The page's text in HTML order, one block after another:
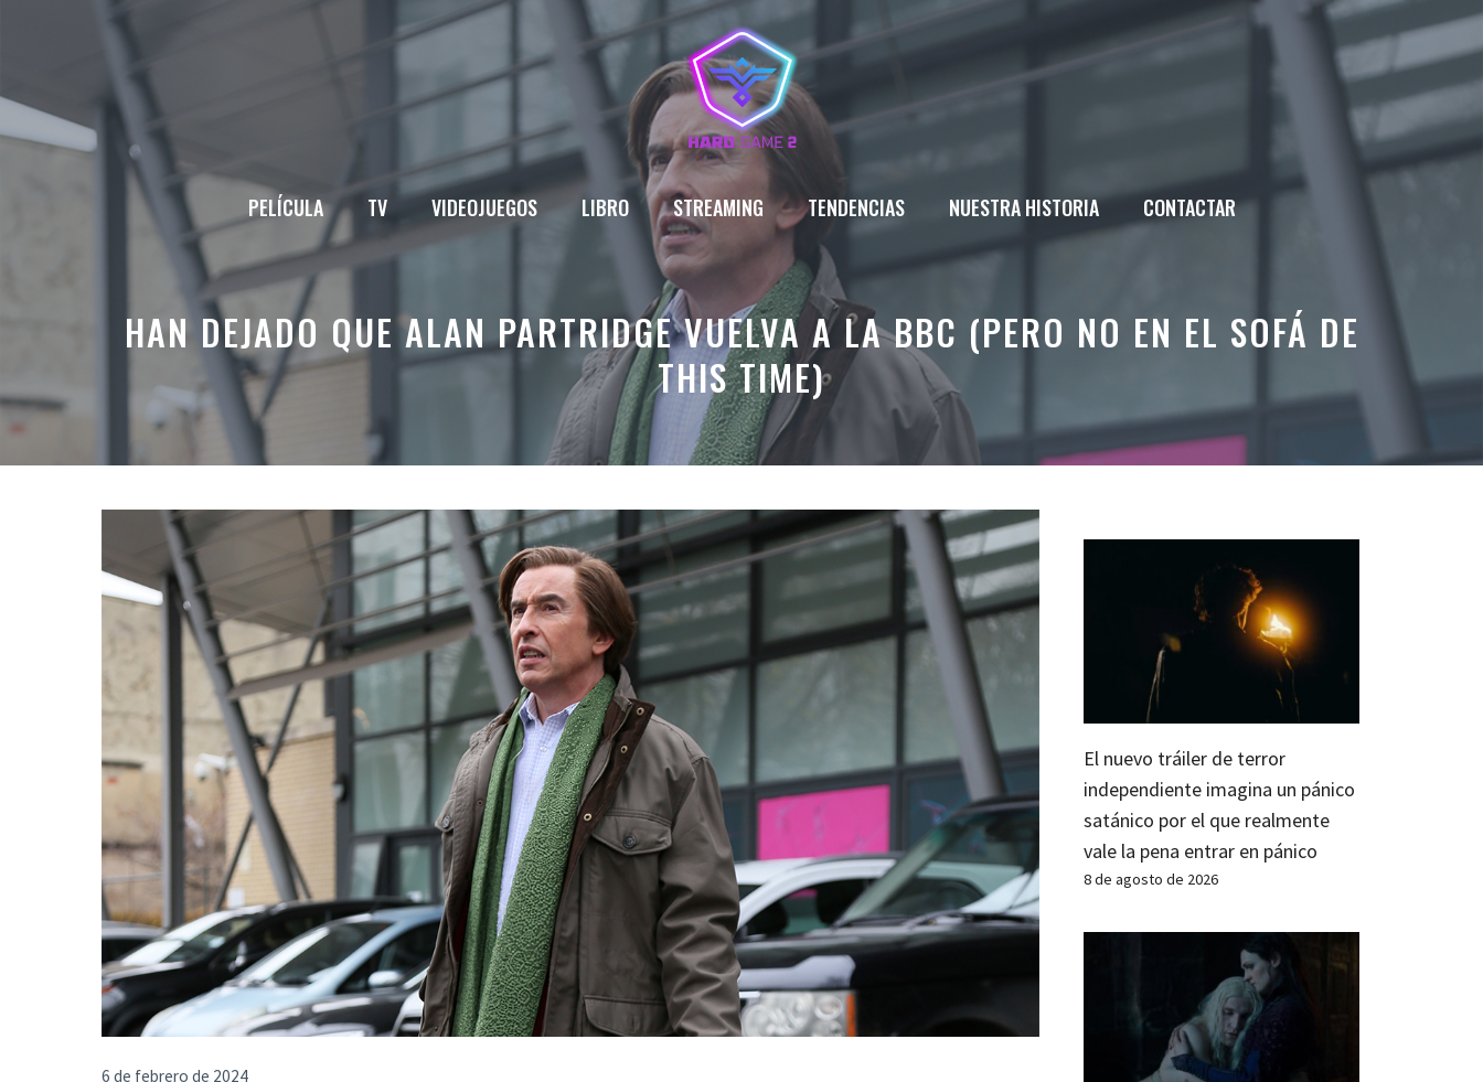
PELÍCULA TV VIDEOJUEGOS LIBRO STREAMING TENDENCIAS NUESTRA HISTORIA CONTACTAR
HAN DEJADO QUE ALAN PARTRIDGE VUELVA A LA BBC (PERO NO EN EL SOFÁ DE
THIS TIME)
6 de febrero de 2024
El nuevo tráiler de terror
independiente imagina un pánico
satánico por el que realmente
vale la pena entrar en pánico
8 de agosto de 2026